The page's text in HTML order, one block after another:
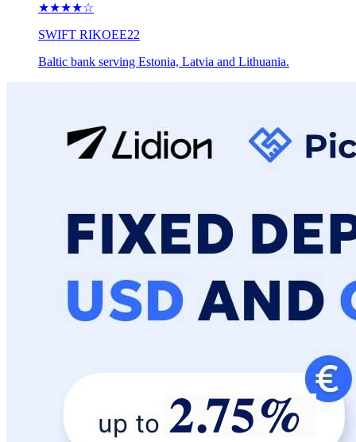
★★★★☆
SWIFT RIKOEE22
Baltic bank serving Estonia, Latvia and Lithuania.